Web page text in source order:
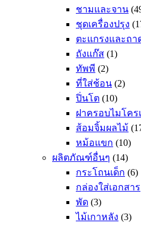
ชามและจาน
ชุดเครื่องปรุง
ตะแกรงและถา
ถังแก๊ส (1)
ทัพพี (2)
ที่ใส่ช้อน (2)
ปิ่นโต (10)
ฝาครอบไมโคร
ส้อมจิ้มผลไม้
หม้อแขก (10)
ผลิตภัณฑ์อื่นๆ (14)
กระโถนเด็ก (6)
กล่องใส่เอกสาร
พัด (3)
ไม้เกาหลัง (3)